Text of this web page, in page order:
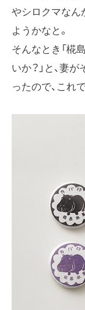
やシロクマなん
ようかなと。
そんなとき「椛
いか？」と、妻
ったので、これ